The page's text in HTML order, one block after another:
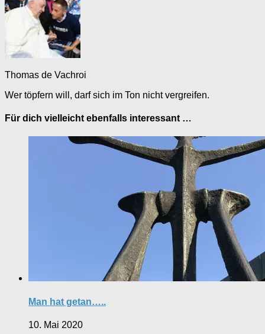
Thomas de Vachroi
Wer töpfern will, darf sich im Ton nicht vergreifen.
Für dich vielleicht ebenfalls interessant …
Man hat getan…..
10. Mai 2020